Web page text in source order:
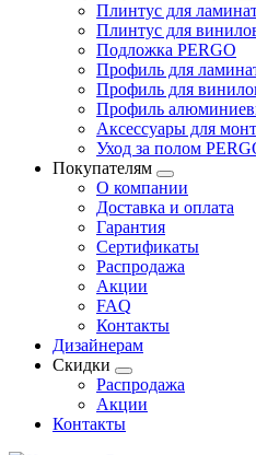
Плинтус для
Плинтус для
Подложка PERGO
Профиль для
Профиль для
Профиль
Аксессуары для
Уход за полом
Покупателям
О компании
Доставка и оплата
Гарантия
Сертификаты
Распродажа
Акции
FAQ
Контакты
Дизайнерам
Скидки
Распродажа
Акции
Контакты